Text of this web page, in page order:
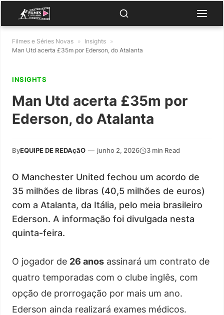
Filmes e Séries Novas » Insights »
Man Utd acerta £35m por Ederson, do Atalanta
INSIGHTS
Man Utd acerta £35m por
Ederson, do Atalanta
ByEQUIPE DE REDAçãO — junho 2, 2026 3 min Read
O Manchester United fechou um acordo de
35 milhões de libras (40,5 milhões de euros)
com a Atalanta, da Itália, pelo meia brasileiro
Ederson. A informação foi divulgada nesta
quinta-feira.
O jogador de 26 anos assinará um contrato de
quatro temporadas com o clube inglês, com
opção de prorrogação por mais um ano.
Ederson ainda realizará exames médicos.